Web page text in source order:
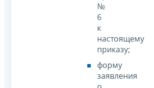
№
6
к
настоящему
приказу;
форму
заявления